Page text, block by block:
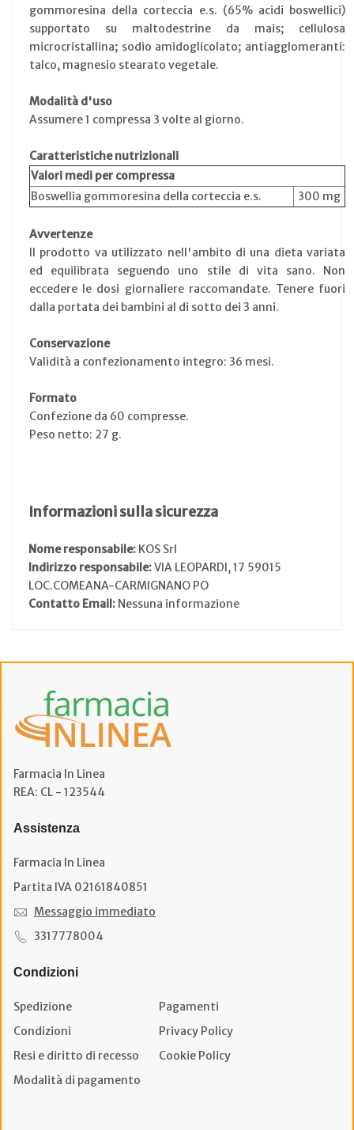
gommoresina della corteccia e.s. (65% acidi boswellici)
supportato su maltodestrine da mais; cellulosa
microcristallina; sodio amidoglicolato; antiagglomeranti:
talco, magnesio stearato vegetale.
Modalità d'uso
Assumere 1 compressa 3 volte al giorno.
Caratteristiche nutrizionali
Valori medi per compressa
Boswellia gommoresina della corteccia e.s.
300 mg
Avvertenze
Il prodotto va utilizzato nell'ambito di una dieta variata
ed equilibrata seguendo uno stile di vita sano. Non
eccedere le dosi giornaliere raccomandate. Tenere fuori
dalla portata dei bambini al di sotto dei 3 anni.
Conservazione
Validità a confezionamento integro: 36 mesi.
Formato
Confezione da 60 compresse.
Peso netto: 27 g.
Informazioni sulla sicurezza
Nome responsabile: KOS Srl
Indirizzo responsabile:VIA LEOPARDI, 17 59015
LOC.COMEANA-CARMIGNANO PO
Contatto Email: Nessuna informazione
Farmacia In Linea
REA: CL - 123544
Assistenza
Farmacia In Linea
Partita IVA 02161840851
Messaggio immediato
3317778004
Condizioni
Spedizione
Pagamenti
Condizioni
Privacy Policy
Resi e diritto di recesso
Cookie Policy
Modalità di pagamento